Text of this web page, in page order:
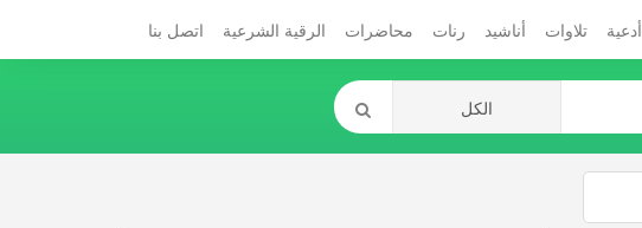
أدعية تلاوات أناشيد رنات محاضرات الرقية الشرعية اتصل بنا